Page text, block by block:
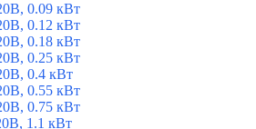
0.09 кВт
0.12 кВт
0.18 кВт
0.25 кВт
0.4 кВт
0.55 кВт
0.75 кВт
1.1 кВт